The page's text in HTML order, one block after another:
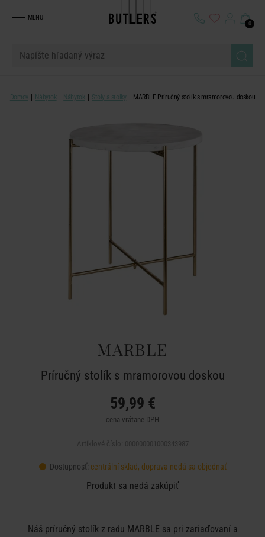
MENU
0
Domov Nábytok Nábytok Stoly a stolky MARBLE Príručný stolík s mramorovou doskou
MARBLE
Príručný stolík s mramorovou doskou
59,99 €
cena vrátane DPH
Dostupnosť: centrální sklad, doprava nedá sa objednať
Produkt sa nedá zakúpiť
Náš príručný stolík z radu MARBLE sa pri zariaďovaní a